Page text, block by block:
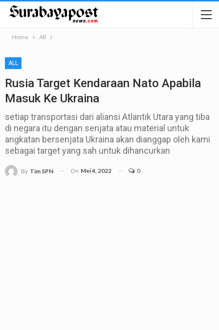
Home All
ALL
Rusia Target Kendaraan Nato Apabila
Masuk Ke Ukraina
setiap transportasi dari aliansi Atlantik Utara yang tiba
di negara itu dengan senjata atau material untuk
angkatan bersenjata Ukraina akan dianggap oleh kami
sebagai target yang sah untuk dihancurkan
By Tim SPN On Mei 4, 2022 0